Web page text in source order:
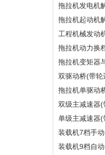
拖拉机发电机
拖拉机起动机
工程机械发动
拖拉机动力换
拖拉机变矩器
双驱动桥(带轮
拖拉机单驱动
双级主减速器(
单级主减速器(
装载机7档手
装载机9档自